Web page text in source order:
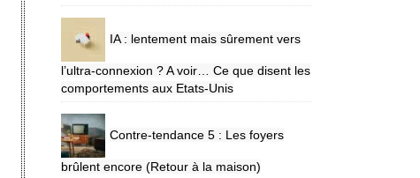
IA : lentement mais sûrement vers
l’ultra-connexion ? A voir… Ce que disent les
comportements aux Etats-Unis
Contre-tendance 5 : Les foyers
brûlent encore (Retour à la maison)